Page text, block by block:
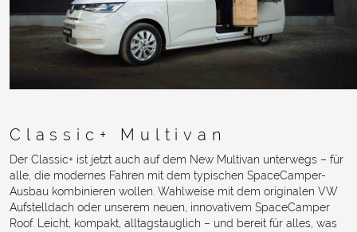
Classic+ Multivan
Der Classic+ ist jetzt auch auf dem New Multivan unterwegs – für
alle, die modernes Fahren mit dem typischen SpaceCamper-
Ausbau kombinieren wollen. Wahlweise mit dem originalen VW
Aufstelldach oder unserem neuen, innovativem SpaceCamper
Roof. Leicht, kompakt, alltagstauglich – und bereit für alles, was